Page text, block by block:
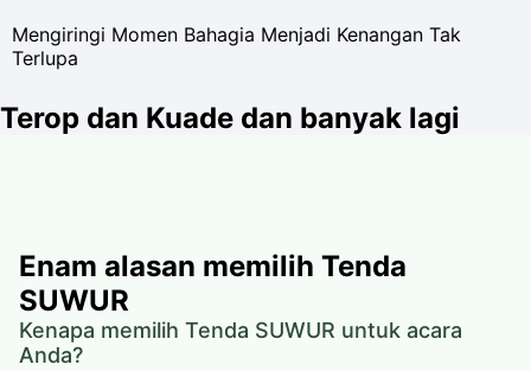
Mengiringi Momen Bahagia Menjadi Kenangan Tak
Terlupa
Terop dan Kuade dan banyak lagi
Enam alasan memilih Tenda
SUWUR
Kenapa memilih Tenda SUWUR untuk acara
Anda?